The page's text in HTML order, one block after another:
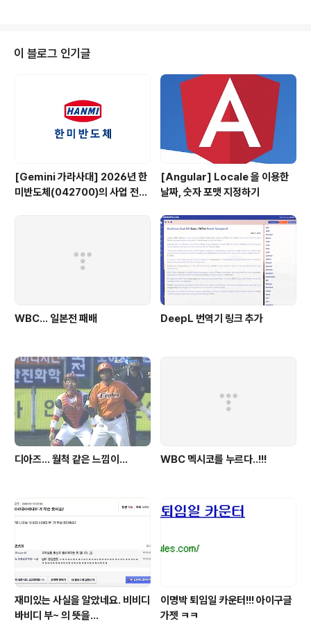
못했으나 지난 1분기에는 21%로 급증, 중국(34%)에 이어 2위에 올랐다.아카
마이는 그러나 이 분석은 IP 주소를 추적한 것이기 때문에 해커들의 실제 위치
이 블로그 인기글
[Gemini 가라사대] 2026년 한
미반도체(042700)의 사업 전망
[Angular] Locale 을 이용한
날짜, 숫자 포맷 지정하기
WBC... 일본전 패배 DeepL 번역기 링크 추가
디아즈... 월척 같은 느낌이... WBC 멕시코를 누르다..!!!
재미있는 사실을 알았네요. 비비디
바비디 부~ 의 뜻을...
이명박 퇴임일 카운터!!! 아이구글
가젯 ㅋㅋ